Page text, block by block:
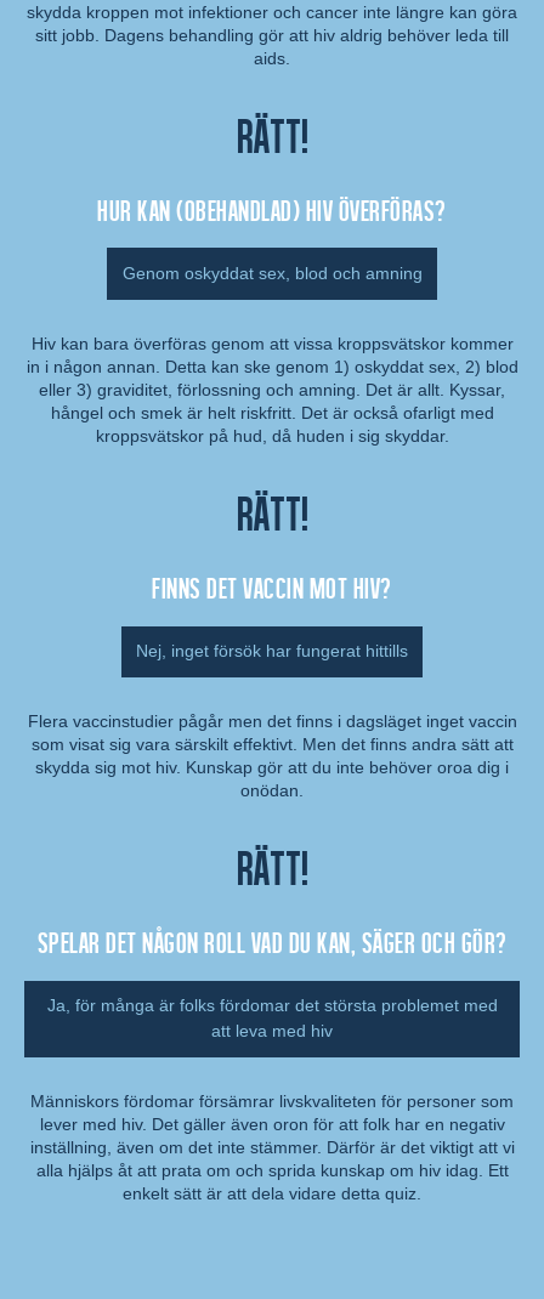
skydda kroppen mot infektioner och cancer inte längre kan göra
sitt jobb. Dagens behandling gör att hiv aldrig behöver leda till
aids.
Rätt!
Hur kan (obehandlad) hiv överföras?
Genom oskyddat sex, blod och amning
Kommentar:
Hiv kan bara överföras genom att vissa kroppsvätskor kommer
in i någon annan. Detta kan ske genom 1) oskyddat sex, 2) blod
eller 3) graviditet, förlossning och amning. Det är allt. Kyssar,
hångel och smek är helt riskfritt. Det är också ofarligt med
kroppsvätskor på hud, då huden i sig skyddar.
Rätt!
Finns det vaccin mot hiv?
Nej, inget försök har fungerat hittills
Kommentar:
Flera vaccinstudier pågår men det finns i dagsläget inget vaccin
som visat sig vara särskilt effektivt. Men det finns andra sätt att
skydda sig mot hiv. Kunskap gör att du inte behöver oroa dig i
onödan.
Rätt!
Spelar det någon roll vad du kan, säger och gör?
Ja, för många är folks fördomar det största problemet med
att leva med hiv
Kommentar:
Människors fördomar försämrar livskvaliteten för personer som
lever med hiv. Det gäller även oron för att folk har en negativ
inställning, även om det inte stämmer. Därför är det viktigt att vi
alla hjälps åt att prata om och sprida kunskap om hiv idag. Ett
enkelt sätt är att dela vidare detta quiz.